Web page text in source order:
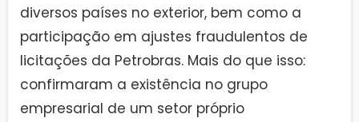
diversos países no exterior, bem como a
participação em ajustes fraudulentos de
licitações da Petrobras. Mais do que isso:
confirmaram a existência no grupo
empresarial de um setor próprio